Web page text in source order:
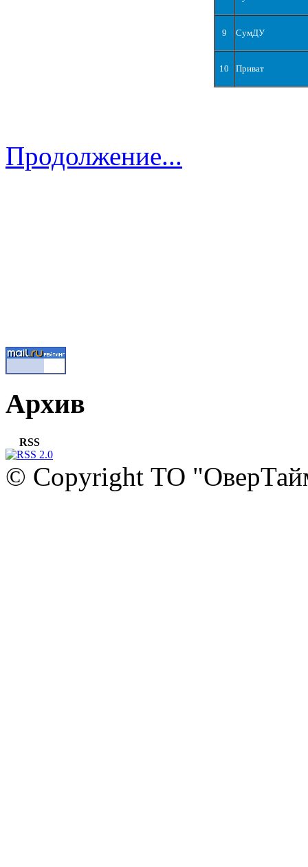
9 СумДУ
10 Приват
Продолжение...
Архив
RSS
© Copyright ТО